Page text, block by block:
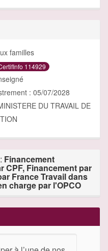
familles
114929
: 05/07/2028
DU TRAVAIL DE
Financement
CPF, Financement par
France Travail dans
charge par l'OPCO